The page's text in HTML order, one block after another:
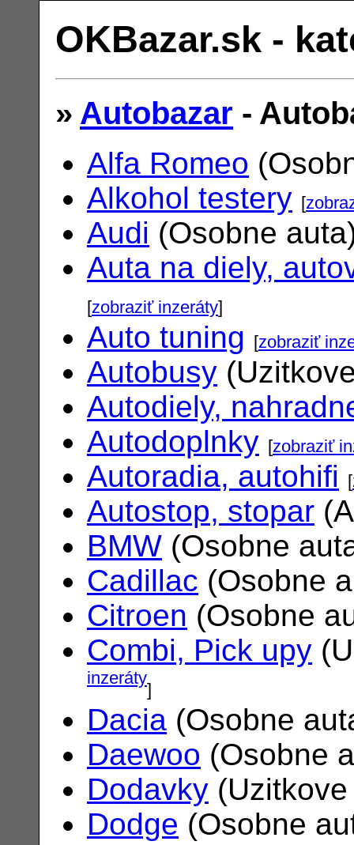
OKBazar.sk -
» Autobazar -
Alfa Romeo
Alkohol testery [
Audi (Osobne
Auta na diely,
[zobraziť inzeráty]
Auto tuning [zobraziť
Autobusy
Autodiely,
Autodoplnky [zobraziť
Autoradia, autohifi [
Autostop, stopar
BMW (Osobne
Cadillac (Osobne
Citroen (Osobne
Combi, Pick upy
inzeráty]
Dacia (Osobne
Daewoo (Osobne
Dodavky
Dodge (Osobne